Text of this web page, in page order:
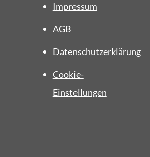
Impressum
AGB
Datenschutzerklärung
Cookie-
Einstellungen